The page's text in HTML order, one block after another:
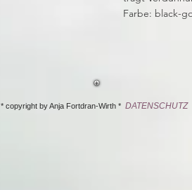
Farbe: black-
* copyright by Anja Fortdran-Wirth * DATENSCHUTZ